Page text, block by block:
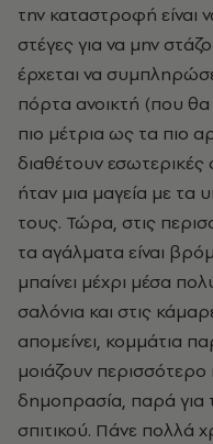
την καταστροφή είναι
στέγες για να μην
έρχεται να
πόρτα ανοικτή (που θα
πιο μέτρια ως τα πιο
διαθέτουν εσωτερικές
ήταν μια μαγεία με τα
τους. Τώρα, στις
τα αγάλματα είναι
μπαίνει μέχρι μέσα
σαλόνια και στις
απομείνει, κομμάτια
μοιάζουν
δημοπρασία, παρά για
σπιτικού. Πάνε πολλά